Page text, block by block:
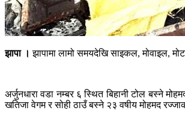
झापा । झापामा लामो समयदेखि साइकल, मोवाइल,
अर्जुनधारा वडा नम्बर ६ स्थित बिहानी टोल बस्ने
खतिजा वेगम र सोही ठाउँ बस्ने २३ वषीय मोहमद